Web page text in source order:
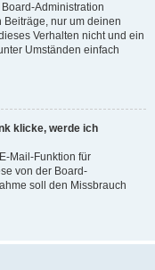
Administration
nur um deinen
Verhalten nicht und ein
Umständen einfach
klicke, werde ich
Mail-Funktion für
von der Board-
soll den Missbrauch